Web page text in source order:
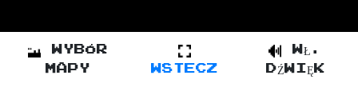
WYBÓR
MAPY
WSTECZ
WŁ.
DŹWIĘK